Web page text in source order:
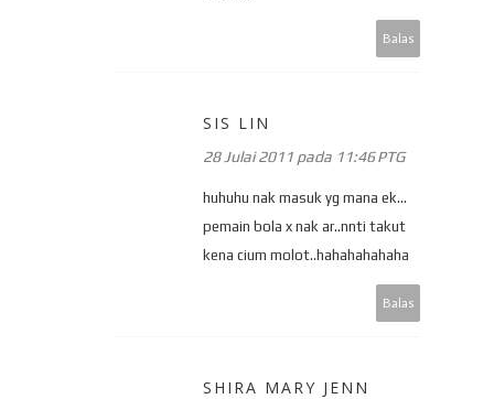
Balas
SIS LIN
28 Julai 2011 pada 11:46 PTG
huhuhu nak masuk yg mana ek...
pemain bola x nak ar..nnti takut
kena cium molot..hahahahahaha
Balas
SHIRA MARY JENN